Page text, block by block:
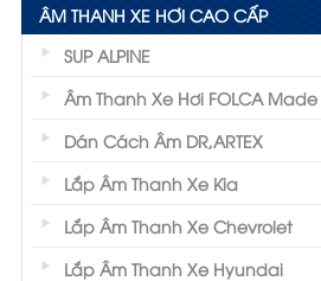
ÂM THANH XE HƠI CAO CẤP
SUP ALPINE
Âm Thanh Xe Hơi FOLCA
Dán Cách Âm DR,ARTEX
Lắp Âm Thanh Xe Kia
Lắp Âm Thanh Xe Chevrolet
Lắp Âm Thanh Xe Hyundai